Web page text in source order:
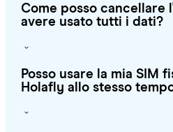
Come posso cancellare
avere usato tutti i dati?
Posso usare la mia SIM
Holafly allo stesso